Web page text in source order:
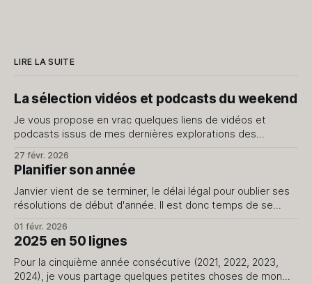
LIRE LA SUITE
La sélection vidéos et podcasts du weekend
Je vous propose en vrac quelques liens de vidéos et
podcasts issus de mes dernières explorations des
J'avais fait cet exercice il y a quelque temps, dites-moi si
27 févr. 2026
Planifier son année
Janvier vient de se terminer, le délai légal pour oublier ses
résolutions de début d'année. Il est donc temps de se
jour de l'an qui ne passent pas le cap du 15. Le début d'
01 févr. 2026
2025 en 50 lignes
Pour la cinquième année consécutive (2021, 2022, 2023,
2024), je vous partage quelques petites choses de mon